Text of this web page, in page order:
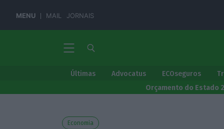
MENU MAIL JORNAIS
Últimas Advocatus ECOseguros
Orçamento do Estado
Economia